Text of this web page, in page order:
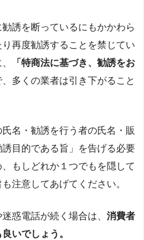
誘を断っているにもかかわら
再度勧誘することを禁じてい
「特商法に基づき、勧誘をお
、多くの業者は引き下がること
名・勧誘を行う者の氏名・販
目的である旨」を告げる必要
もしどれか１つでもを隠して
注意してあげてください。
惑電話が続く場合は、 消費者
いでしょう。